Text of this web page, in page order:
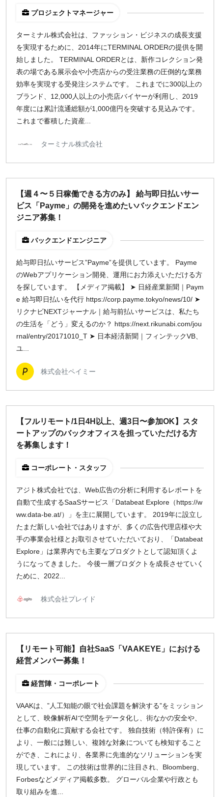
プロジェクトマネージャー
ターミナル株式会社は、ファッション・ビジネスの成長支援
を実現するために、2014年にTERMINAL ORDERの提供を開
始しました。 TERMINAL ORDERとは、新作コレクション発
表の場である展示会や小売店からの受注業務の圧倒的な業務
効率を実現する受発注システムです。 これまでに300以上の
ブランド、12,000人以上の小売店バイヤーが利用し、2019
年度には累計流通総額が1,000億円を突破する見込みです。
これまで蓄積した資産...
ターミナル株式会社
【週４〜５日稼働できる方のみ】 給与即日払いサー
ビス「Payme」の開発を進めたいバックエンドエン
ジニア募集！
バックエンドエンジニア
給与即日払いサービス”Payme”を提供しています。 Payme
のWebアプリケーション開発、運用にお力添えいただける方
を探しています。 【メディア掲載】 ➤ 日経産業新聞｜Paym
e 給与即日払いを代行 https://corp.payme.tokyo/news/10/ ➤
リクナビNEXTジャーナル｜給与前払いサービスは、私たち
の生活を「どう」変えるのか？ https://next.rikunabi.com/jou
rnal/entry/20171010_T ➤ 日本経済新聞｜フィンテックVB、
ユ...
株式会社ペイミー
【フルリモート/1日4H以上、週3日〜参加OK】スタ
ートアップのバックオフィスを担っていただける方
を募集します！
コーポレート・スタッフ
アジト株式会社では、Web広告の分析に利用するレポートを
自動で生成するSaaSサービス「Databeat Explore（https://w
ww.data-be.at/）」を主に展開しています。 2019年に設立し
たまだ新しい会社ではありますが、多くの広告代理店様や大
手の事業会社様とお取引させていただいており、「Databeat
Explore」は業界内でも主要なプロダクトとして認知頂くよ
うになってきました。 今後一層プロダクトを成長させていく
ために、2022...
株式会社プレイド
【リモート可能】自社SaaS「VAAKEYE」における
経営メンバー募集！
経営陣・コーポレート
VAAKは、”人工知能の眼で社会課題を解決する”をミッション
として、映像解析AIで空間をデータ化し、街なかの安全や、
仕事の自動化に貢献する会社です。 独自技術（特許保有）に
より、一般には難しい、複雑な対象についても検知すること
ができ、これにより、各業界に先進的なソリューションを実
現しています。 この技術は世界的に注目され、Bloomberg、
Forbesなどメディア掲載多数。 グローバル企業や行政とも
取り組みを進...